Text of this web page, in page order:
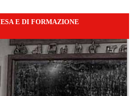
E DI FORMAZIONE